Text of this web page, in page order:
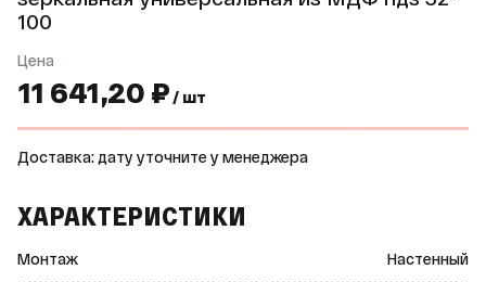
100
Цена
11 641,20 ₽ / шт
Доставка: дату уточните у менеджера
ХАРАКТЕРИСТИКИ
Монтаж Настенный